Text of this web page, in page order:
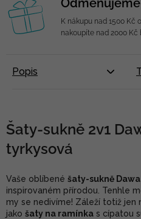
Odměňujeme
K nákupu nad 1500 Kč
nakoupíte nad 2000
Popis
Šaty-sukně 2v1
tyrkysová
Vaše oblíbené šaty-sukně Dawa
inspirovaném přírodou. Tenhle
my se nedivíme! Záleží totiž jen
jako šaty na ramínka s cípatou